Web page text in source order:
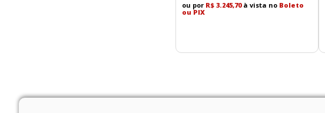
ou por R$ 3.245,70à vista no Boleto
ou PIX